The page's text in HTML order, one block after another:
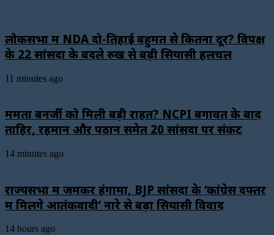
लोकसभा में NDA दो-तिहाई बहुमत से कितना दूर? विपक्ष
के 22 सांसदों के बदले रुख से बढ़ी सियासी हलचल
11 minutes ago
ममता बनर्जी को मिली बड़ी राहत? NCPI बगावत के बाद
ताहिर, रहमान और पठान समेत 20 सांसदों पर संकट
14 minutes ago
राज्यसभा में जमकर हंगामा, BJP सांसदों के ‘कांग्रेस दफ्तर
में मिलेंगे आतंकवादी’ नारे से बढ़ा सियासी विवाद
14 hours ago